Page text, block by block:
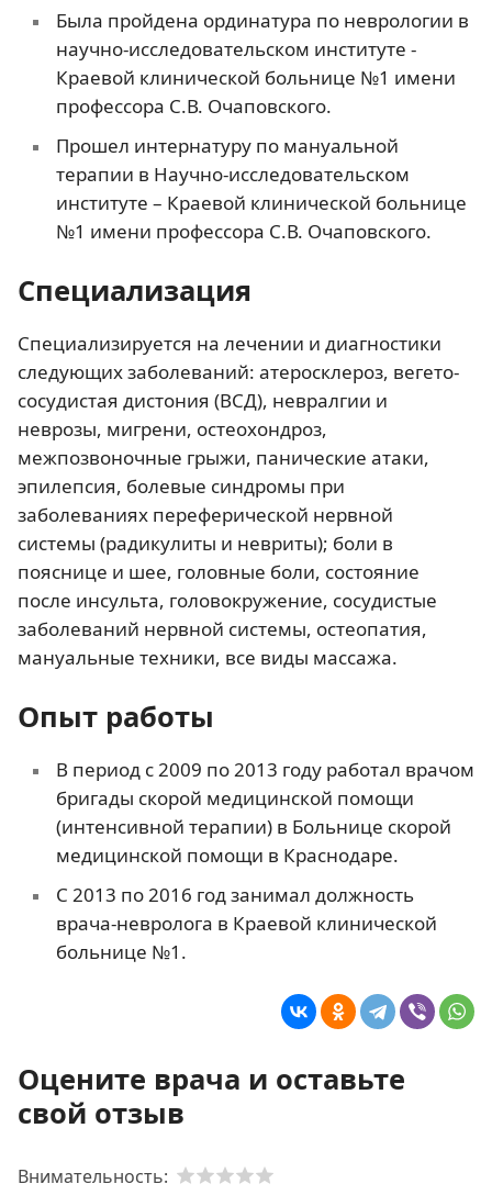
Была пройдена ординатура по неврологии в
научно-исследовательском институте -
Краевой клинической больнице №1 имени
профессора С.В. Очаповского.
Прошел интернатуру по мануальной
терапии в Научно-исследовательском
институте – Краевой клинической больнице
№1 имени профессора С.В. Очаповского.
Специализация
Специализируется на лечении и диагностики
следующих заболеваний: атеросклероз, вегето-
сосудистая дистония (ВСД), невралгии и
неврозы, мигрени, остеохондроз,
межпозвоночные грыжи, панические атаки,
эпилепсия, болевые синдромы при
заболеваниях переферической нервной
системы (радикулиты и невриты); боли в
пояснице и шее, головные боли, состояние
после инсульта, головокружение, сосудистые
заболеваний нервной системы, остеопатия,
мануальные техники, все виды массажа.
Опыт работы
В период с 2009 по 2013 году работал врачом
бригады скорой медицинской помощи
(интенсивной терапии) в Больнице скорой
медицинской помощи в Краснодаре.
С 2013 по 2016 год занимал должность
врача-невролога в Краевой клинической
больнице №1.
Оцените врача и оставьте
свой отзыв
Внимательность: